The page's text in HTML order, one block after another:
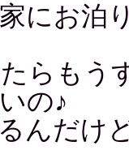
にお泊
らもう
の♪
んだけ